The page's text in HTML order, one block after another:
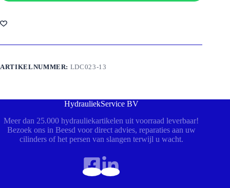
ARTIKELNUMMER: LDC023-13
HydrauliekService BV
Meer dan 25.000 hydrauliekartikelen uit voorraad leverbaar!
Bezoek ons in Beesd voor direct advies, reparaties aan uw
cilinders of het persen van slangen terwijl u wacht.